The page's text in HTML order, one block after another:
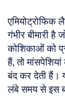
एमियोट्रोफिक
गंभीर बीमारी है
कोशिकाओं को
हैं, तो
बंद कर देती हैं।
लंबे समय से इस